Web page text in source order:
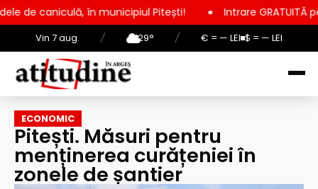
Vin 7 aug. / 29° / € = — LEI $ = — LEI
în municipiul Pitești! Intrare GRATUITĂ pentru copii,
ECONOMIC
Pitești. Măsuri pentru
menținerea curățeniei în
zonele de șantier